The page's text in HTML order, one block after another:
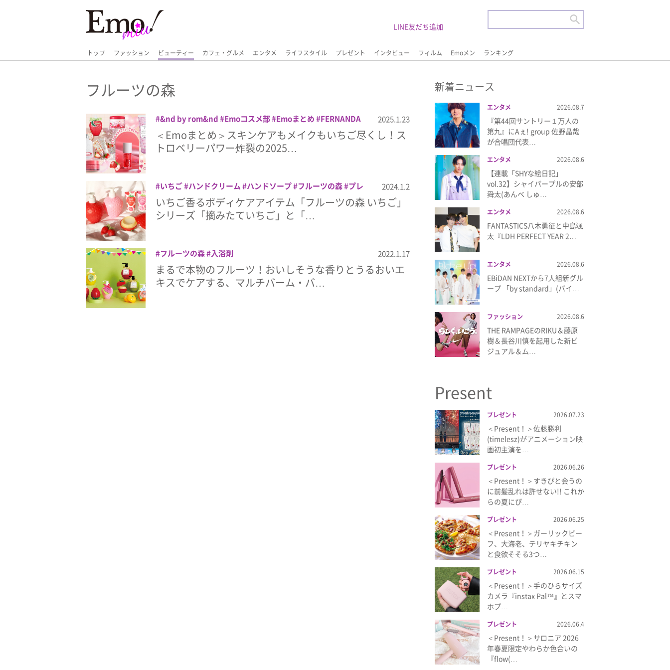
トップ ファッション ビューティー カフェ・グルメ エンタメ ライフスタイル プレゼント インタビュー フィルム Emoメン ランキング
LINE友だち追加
フルーツの森
&nd by rom&nd Emoコスメ部 Emoまとめ
FERNANDA
hince
JILL STUART beauty JILLSTUART
John's Blend
KAMILL
Oh!Baby OHANA MAHAAL preparer いちご
いちごコスメ コスメ ジルスチュアート
2025.1.23
＜Emoまとめ＞スキンケアもメイクもいちご尽くし！ス
トロベリーパワー炸裂の2025…
いちご ハンドクリーム ハンドソープ フルーツの森 プレ
ゼント
ボディケア
2024.1.2
いちご香るボディケアアイテム「フルーツの森 いちご」
シリーズ「摘みたていちご」と「…
フルーツの森 入浴剤 2022.1.17
まるで本物のフルーツ！おいしそうな香りとうるおいエ
キスでケアする、マルチバーム・バ…
新着ニュース
エンタメ 2026.08.7
『第44回サントリー１万人の
第九』にAぇ! group 佐野晶哉
が合唱団代表…
エンタメ 2026.08.6
【連載「SHYな絵日記」
vol.32】シャイパープルの安部
舜太(あんべ しゅ…
エンタメ 2026.08.6
FANTASTICS八木勇征と中島颯
太『LDH PERFECT YEAR 2…
エンタメ 2026.08.6
EBiDAN NEXTから7⼈組新グル
ープ 「by standard」(バイ…
ファッション 2026.08.6
THE RAMPAGEのRIKU＆藤原
樹＆長谷川慎を起用した新ビ
ジュアル＆ム…
Present
プレゼント 2026.07.23
＜Present！＞佐藤勝利
(timelesz)がアニメーション映
画初主演を…
プレゼント 2026.06.26
＜Present！＞すきぴと会うの
に前髪乱れは許せない!! これか
らの夏にぴ…
プレゼント 2026.06.25
＜Present！＞ガーリックビー
フ、大海老、テリヤキチキン
と食欲そそる3つ…
プレゼント 2026.06.15
＜Present！＞手のひらサイズ
カメラ『instax Pal™』とスマ
ホプ…
プレゼント 2026.06.4
＜Present！＞サロニア 2026
年春夏限定やわらか色合いの
『flow(…